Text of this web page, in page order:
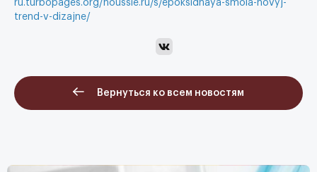
ru.turbopages.org/houssie.ru/s/epoksidnaya-smola-novyj-
trend-v-dizajne/
Вернуться ко всем новостям